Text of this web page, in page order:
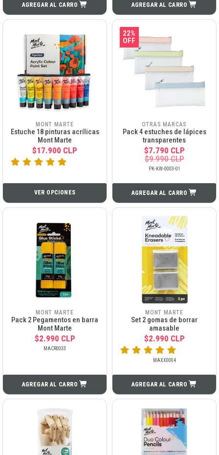
AGREGAR AL CARRO AGREGAR AL CARRO
MONT MARTE
Estuche 18 pinturas acrílicas
Mont Marte
$17.900 CLP
VER OPCIONES
22%
OFF
OTRAS MARCAS
Pack 4 estuches de lápices
transparentes
$7.790 CLP
$9.990 CLP
PK-KW-0003-01
AGREGAR AL CARRO
MONT MARTE
Pack 2 Pegamentos en barra
Mont Marte
$2.990 CLP
MACR0033
AGREGAR AL CARRO
MONT MARTE
Set 2 gomas de borrar
amasable
$2.990 CLP
MAXX0004
AGREGAR AL CARRO